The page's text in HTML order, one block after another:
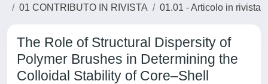
01 CONTRIBUTO IN RIVISTA
01.01 - Articolo in rivista
The Role of Structural Dispersity of
Polymer Brushes in Determining the
Colloidal Stability of Core–Shell